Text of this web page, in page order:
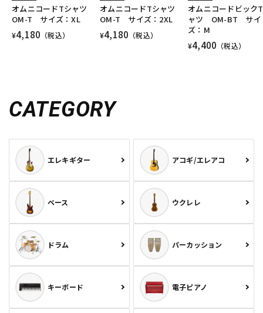
オムニコードTシャツ
OM-T サイズ：XL
¥4,180 （税込）
オムニコードTシャツ
OM-T サイズ：2XL
¥4,180 （税込）
オムニコードビック
ャツ OM-BT サイ
ズ：M
¥4,400 （税込）
CATEGORY
エレキギター アコギ/エレアコ
ベース ウクレレ
ドラム パーカッション
キーボード 電子ピアノ